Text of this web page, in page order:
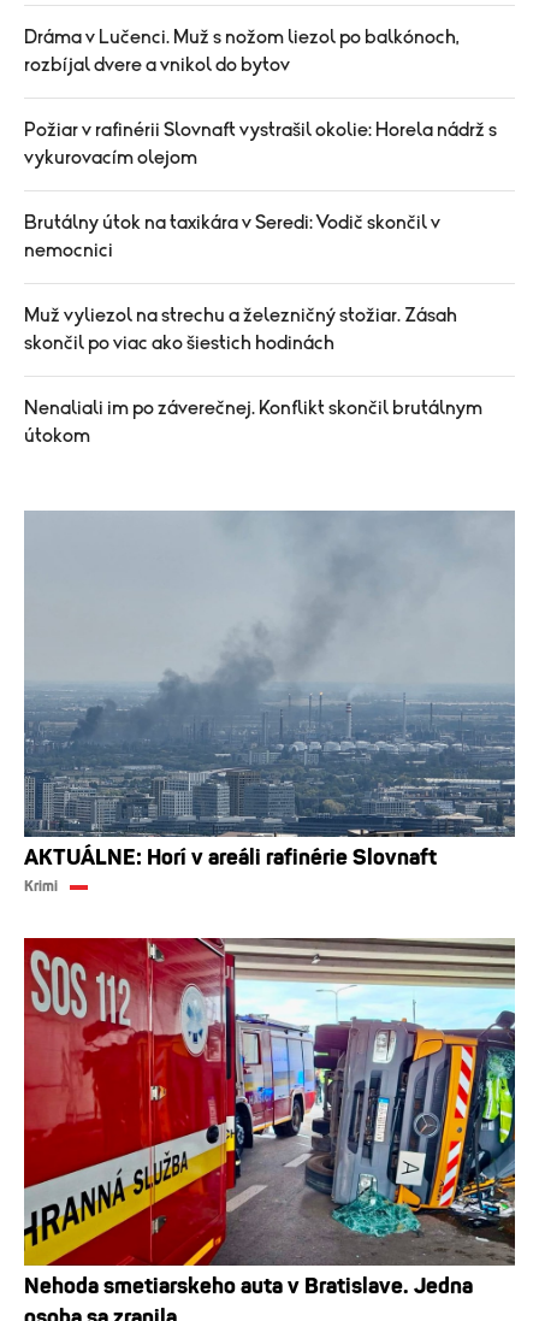
Dráma v Lučenci. Muž s nožom liezol po balkónoch,
rozbíjal dvere a vnikol do bytov
Požiar v rafinérii Slovnaft vystrašil okolie: Horela nádrž s
vykurovacím olejom
Brutálny útok na taxikára v Seredi: Vodič skončil v
nemocnici
Muž vyliezol na strechu a železničný stožiar. Zásah
skončil po viac ako šiestich hodinách
Nenaliali im po záverečnej. Konflikt skončil brutálnym
útokom
AKTUÁLNE: Horí v areáli rafinérie Slovnaft
Krimi
Nehoda smetiarskeho auta v Bratislave. Jedna